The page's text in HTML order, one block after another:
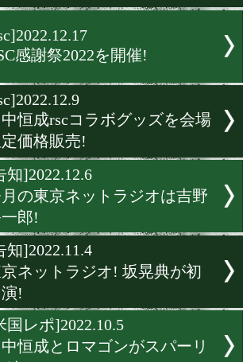
出演!
[告知]2023.1.17
東京ネットラジオに国本陸
演!
[rsc]2022.12.17
RSC感謝祭2022を開催!
[rsc]2022.12.9
田中恒成rscコラボグッズ
限定価格販売!
[告知]2022.12.6
今月の東京ネットラジオは